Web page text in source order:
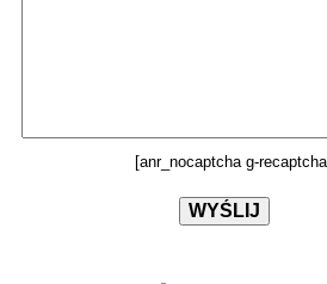
[anr_nocaptcha g-